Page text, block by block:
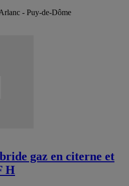
- Puy-de-Dôme
gaz en citerne et
H